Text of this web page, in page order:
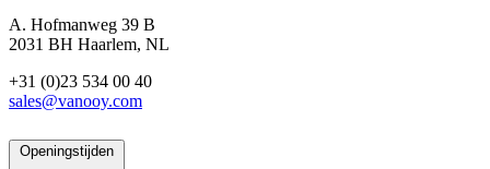
A. Hofmanweg 39 B
2031 BH Haarlem, NL
+31 (0)23 534 00 40
sales@vanooy.com
Openingstijden